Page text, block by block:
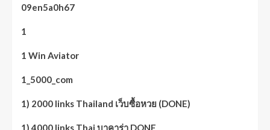
09en5a0h67
1
1 Win Aviator
1_5000_com
1) 2000 links Thailand เว็บซื้อหวย (DONE)
1) 4000 links Thai บาคาร่า DONE